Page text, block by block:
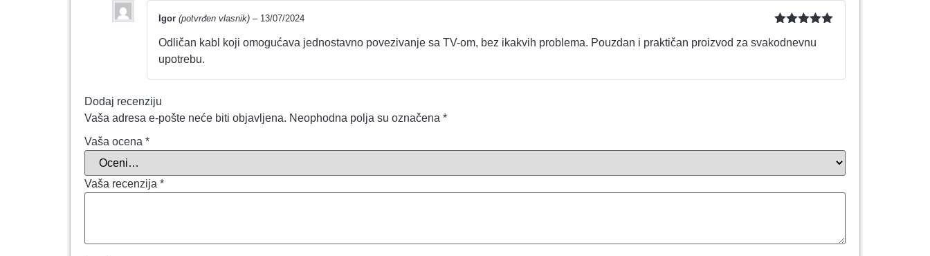
sa5od 5
Igor (potvrđen vlasnik) – 13/07/2024
Odličan kabl koji omogućava jednostavno povezivanje sa TV-om, bez ikakvih problema. Pouzdan i praktičan proizvod za svakodnevnu
upotrebu.
Dodaj recenziju
Vaša adresa e-pošte neće biti objavljena. Neophodna polja su označena *
Vaša ocena *
Vaša recenzija *